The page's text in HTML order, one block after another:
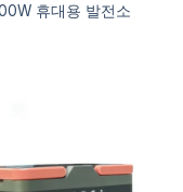
휴대용 발전소